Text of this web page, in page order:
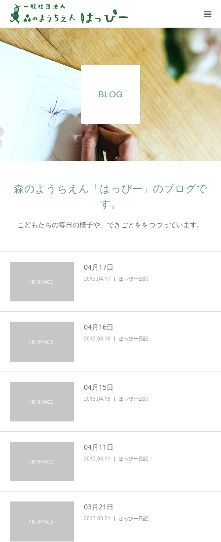
BLOG
森のようちえん「はっぴー」のブログで
す。
こどもたちの毎日の様子や、できごとををつづっています。
04月17日
2013.04.17 はっぴー日記
04月16日
2013.04.16 はっぴー日記
04月15日
2013.04.15 はっぴー日記
04月11日
2013.04.11 はっぴー日記
03月21日
2013.03.21 はっぴー日記
はっぴーについて
はっぴーの保育
お知らせ
ブログ
アクセス